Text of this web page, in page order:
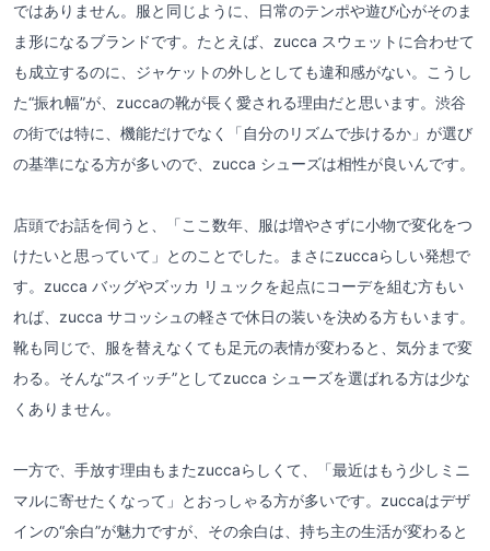
ではありません。服と同じように、日常のテンポや遊び心がそのま
ま形になるブランドです。たとえば、zucca スウェットに合わせて
も成立するのに、ジャケットの外しとしても違和感がない。こうし
た“振れ幅”が、zuccaの靴が長く愛される理由だと思います。渋谷
の街では特に、機能だけでなく「自分のリズムで歩けるか」が選び
の基準になる方が多いので、zucca シューズは相性が良いんです。
店頭でお話を伺うと、「ここ数年、服は増やさずに小物で変化をつ
けたいと思っていて」とのことでした。まさにzuccaらしい発想で
す。zucca バッグやズッカ リュックを起点にコーデを組む方もい
れば、zucca サコッシュの軽さで休日の装いを決める方もいます。
靴も同じで、服を替えなくても足元の表情が変わると、気分まで変
わる。そんな“スイッチ”としてzucca シューズを選ばれる方は少な
くありません。
一方で、手放す理由もまたzuccaらしくて、「最近はもう少しミニ
マルに寄せたくなって」とおっしゃる方が多いです。zuccaはデザ
インの“余白”が魅力ですが、その余白は、持ち主の生活が変わると